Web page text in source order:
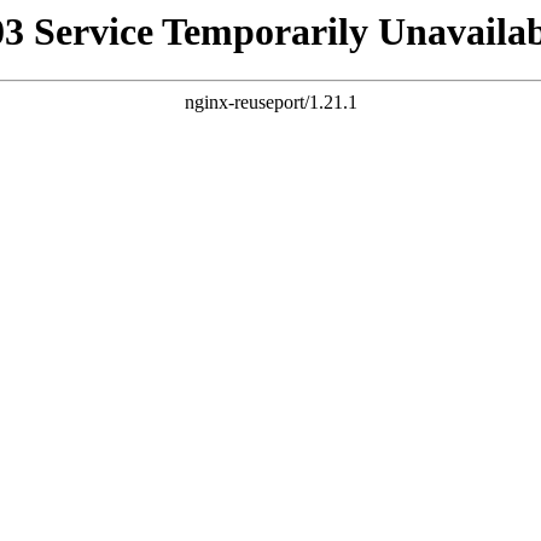
Service Temporarily
nginx-reuseport/1.21.1